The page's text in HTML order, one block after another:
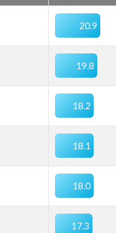
20.9
19.8
18.2
18.1
18.0
17.3